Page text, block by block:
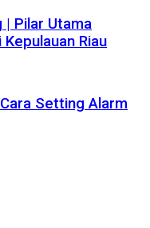
| Pilar Utama
Riau
Setting Alarm